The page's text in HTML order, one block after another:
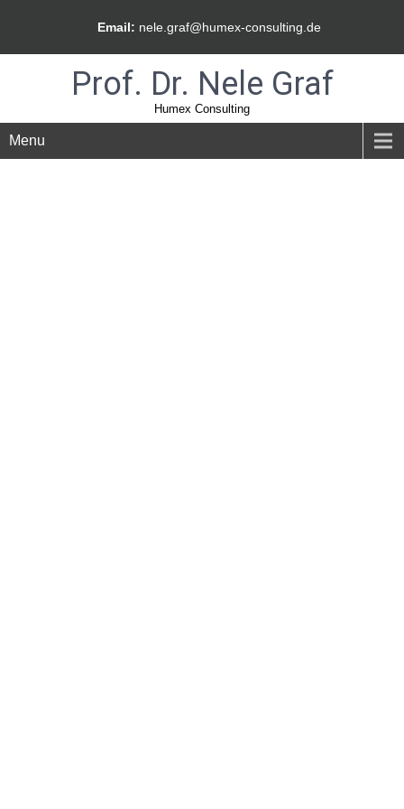
Email: nele.graf@humex-consulting.de
Prof. Dr. Nele Graf
Humex Consulting
Menu